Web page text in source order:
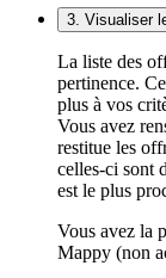
3. Visualiser
La liste des
pertinence.
plus à vos
Vous avez
restitue les
celles-ci sont
est le plus
Vous avez la
Mappy (non